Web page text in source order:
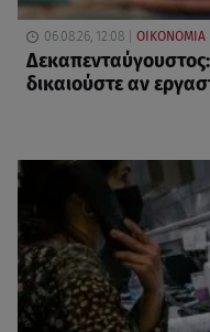
06.08.26, 12:08 ΟΙΚΟΝΟΜΙΑ
δικαιούστε αν